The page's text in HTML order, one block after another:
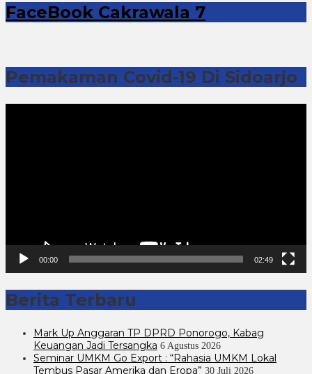
FaceBook Cakrawala 7
Pemakaman Covid-19 Di Sidoarjo
00:00 02:49
Berita Terbaru
Mark Up Anggaran TP DPRD Ponorogo, Kabag
Keuangan Jadi Tersangka 6 Agustus 2026
Seminar UMKM Go Export : “Rahasia UMKM Lokal
Tembus Pasar Amerika dan Eropa” 30 Juli 2026